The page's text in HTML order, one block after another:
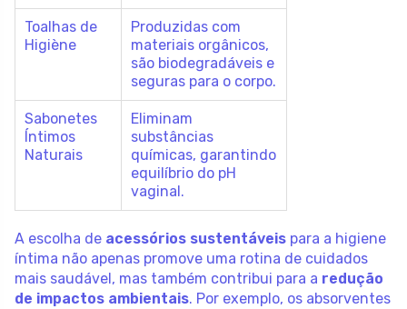
Toalhas de
Higiène
Produzidas com
materiais orgânicos,
são biodegradáveis e
seguras para o corpo.
Sabonetes
Íntimos
Naturais
Eliminam
substâncias
químicas, garantindo
equilíbrio do pH
vaginal.
A escolha de acessórios sustentáveis para a higiene
íntima não apenas promove uma rotina de cuidados
mais saudável, mas também contribui para a redução
de impactos ambientais. Por exemplo, os absorventes